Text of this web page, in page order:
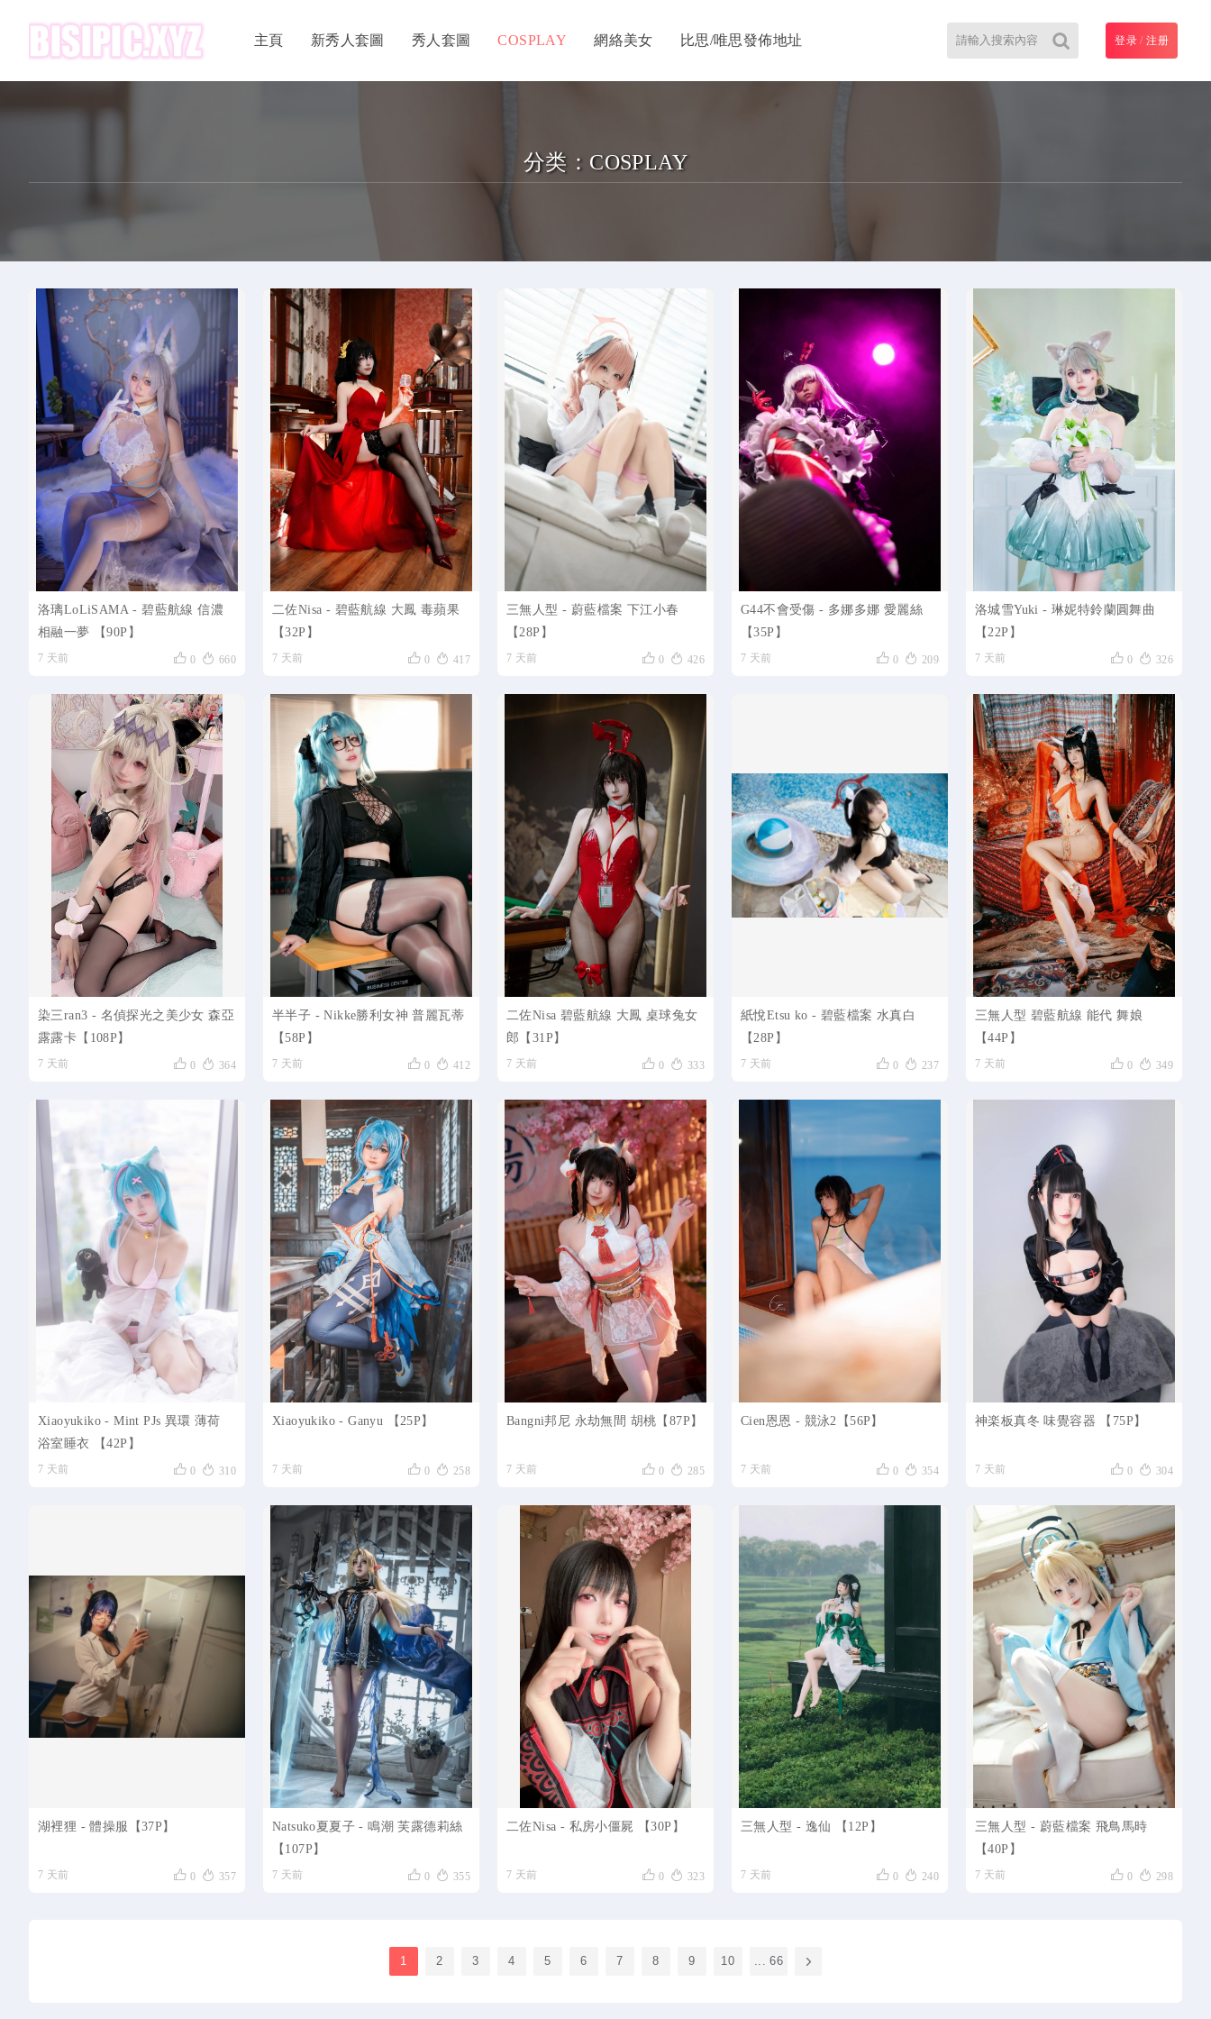
登录 / 注册
主頁 新秀人套圖 秀人套圖 COSPLAY 網絡美女 比思/唯思發佈地址
分类： COSPLAY
洛璃LoLiSAMA - 碧藍航線 信濃
相融一夢 【90P】
7 天前  0  660
二佐Nisa - 碧藍航線 大鳳 毒蘋果
【32P】
7 天前  0  417
三無人型 - 蔚藍檔案 下江小春
【28P】
7 天前  0  426
G44不會受傷 - 多娜多娜 愛麗絲
【35P】
7 天前  0  209
洛城雪Yuki - 琳妮特鈴蘭圓舞曲
【22P】
7 天前  0  326
染三ran3 - 名偵探光之美少女 森亞
露露卡【108P】
7 天前  0  364
半半子 - Nikke勝利女神 普麗瓦蒂
【58P】
7 天前  0  412
二佐Nisa 碧藍航線 大鳳 桌球兔女
郎【31P】
7 天前  0  333
紙悅Etsu ko - 碧藍檔案 水真白
【28P】
7 天前  0  237
三無人型 碧藍航線 能代 舞娘
【44P】
7 天前  0  349
Xiaoyukiko - Mint PJs 異環 薄荷
浴室睡衣 【42P】
7 天前  0  310
Xiaoyukiko - Ganyu 【25P】
7 天前  0  258
Bangni邦尼 永劫無間 胡桃【87P】
7 天前  0  285
Cien恩恩 - 競泳2【56P】
7 天前  0  354
神楽板真冬 味覺容器 【75P】
7 天前  0  304
湖裡狸 - 體操服【37P】
7 天前  0  357
Natsuko夏夏子 - 鳴潮 芙露德莉絲
【107P】
7 天前  0  355
二佐Nisa - 私房小僵屍 【30P】
7 天前  0  323
三無人型 - 逸仙 【12P】
7 天前  0  240
三無人型 - 蔚藍檔案 飛鳥馬時
【40P】
7 天前  0  298
1 2 3 4 5 6 7 8 9 10 ... 66